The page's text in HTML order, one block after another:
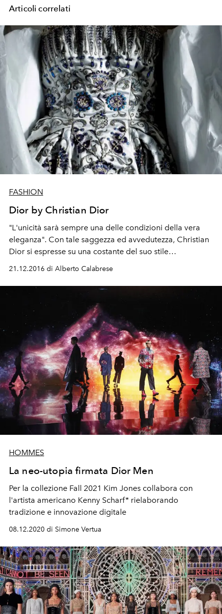
Articoli correlati
FASHION
Dior by Christian Dior
"L'unicità sarà sempre una delle condizioni della vera
eleganza". Con tale saggezza ed avvedutezza, Christian
Dior si espresse su una costante del suo stile
impeccabile e della sua donna sempre moderna.
21.12.2016 di Alberto Calabrese
HOMMES
La neo-utopia firmata Dior Men
Per la collezione Fall 2021 Kim Jones collabora con
l'artista americano Kenny Scharf* rielaborando
tradizione e innovazione digitale
08.12.2020 di Simone Vertua